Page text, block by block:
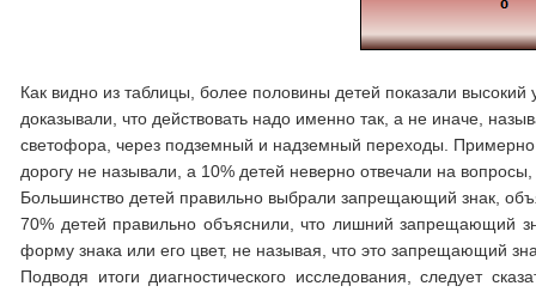
Как видно из таблицы, более половины детей показали
доказывали, что действовать надо именно так, а не иначе,
светофора, через подземный и надземный переходы. Примерно
дорогу не называли, а 10% детей неверно отвечали на
Большинство детей правильно выбрали запрещающий знак,
70% детей правильно объяснили, что лишний запрещающий
форму знака или его цвет, не называя, что это запрещающий
Подводя итоги диагностического исследования, следует